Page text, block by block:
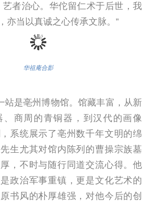
艺者治心。华佗留仁术于后世，我
亦当以真诚之心传承文脉。”
华祖庵合影
是亳州博物馆。馆藏丰富，从新
、商周的青铜器，到汉代的画像
系统展示了亳州数千年文明的绵
生尤其对馆内陈列的曹操宗族墓
，不时与随行同道交流心得。他
政治军事重镇，更是文化艺术的
书风的朴厚雄强，对他今后的创